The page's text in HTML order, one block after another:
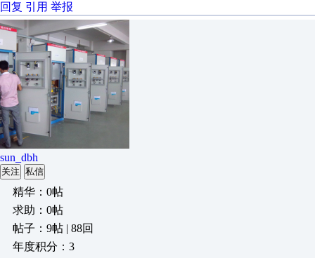
回复 引用 举报
sun_dbh
关注 私信
精华：0帖
求助：0帖
帖子：9帖 | 88回
年度积分：3